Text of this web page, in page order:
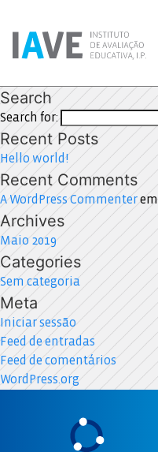
Search
Search for:
Recent Posts
Hello world!
Recent Comments
A WordPress Commenterem
Archives
Maio 2019
Categories
Sem categoria
Meta
Iniciar sessão
Feed de entradas
Feed de comentários
WordPress.org